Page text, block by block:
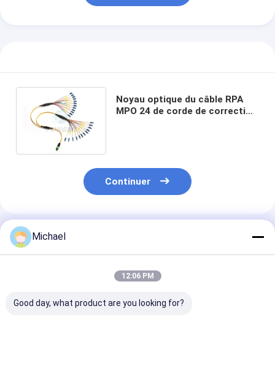
Noyau optique du câble RPA
MPO 24 de corde de correction
Continuer
Produits Recommandés
Michael
12:06 PM
Good day, what product are you looking for?